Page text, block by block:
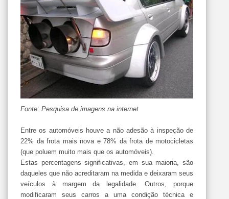
Fonte: Pesquisa de imagens na internet
Entre os automóveis houve a não adesão à inspeção de
22% da frota mais nova e 78% da frota de motocicletas
(que poluem muito mais que os automóveis).
Estas percentagens significativas, em sua maioria, são
daqueles que não acreditaram na medida e deixaram seus
veículos à margem da legalidade. Outros, porque
modificaram seus carros a uma condição técnica e